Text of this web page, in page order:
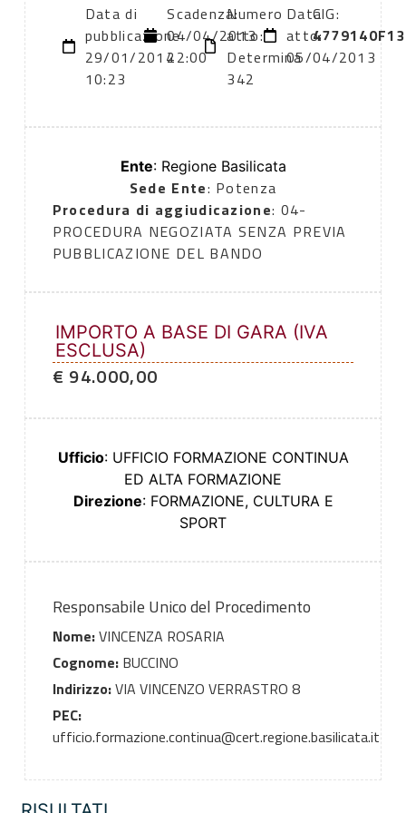
Data di
pubblicazione:
29/01/2014
10:23
Scadenza:
04/04/2013
22:00
Numero
atto:
Determina
342
Data
atto:
05/04/2013
CIG:
4779140F13
Ente: Regione Basilicata
Sede Ente: Potenza
Procedura di aggiudicazione: 04-
PROCEDURA NEGOZIATA SENZA PREVIA
PUBBLICAZIONE DEL BANDO
IMPORTO A BASE DI GARA (IVA
ESCLUSA)
€ 94.000,00
Ufficio: UFFICIO FORMAZIONE CONTINUA
ED ALTA FORMAZIONE
Direzione: FORMAZIONE, CULTURA E
SPORT
Responsabile Unico del Procedimento
Nome:VINCENZA ROSARIA
Cognome:BUCCINO
Indirizzo:VIA VINCENZO VERRASTRO 8
PEC:
ufficio.formazione.continua@cert.regione.basilicata.it